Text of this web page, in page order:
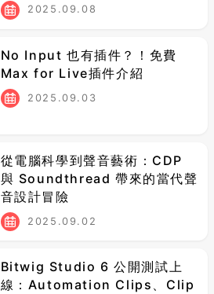
2025.09.08
No Input 也有插件？！免費
Max for Live插件介紹
2025.09.03
從電腦科學到聲音藝術：CDP
與 Soundthread 帶來的當代聲
音設計冒險
2025.09.02
Bitwig Studio 6 公開測試上
線：Automation Clips、Clip